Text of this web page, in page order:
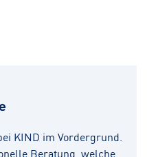
KIND im Vordergrund.
Beratung, welche